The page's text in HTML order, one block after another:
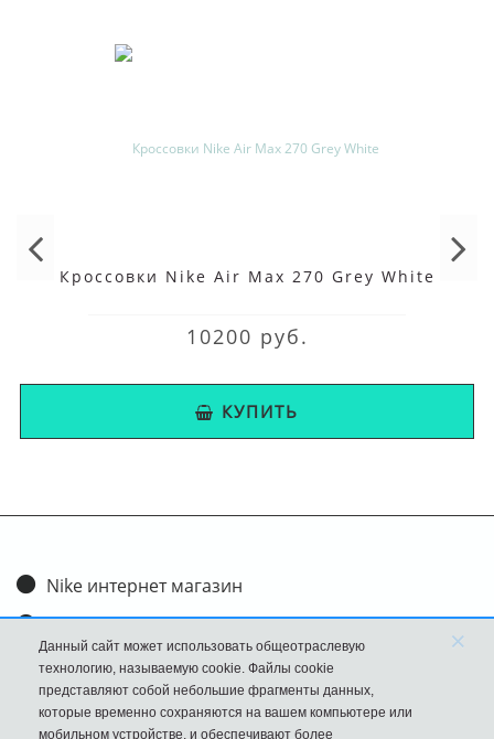
Кроссовки Nike Air Max 270 Grey White
10200 руб.
КУПИТЬ
Nike интернет магазин
Доставка и оплата
Обмен и возврат
Размеры
Данный сайт может использовать общеотраслевую
технологию, называемую cookie. Файлы cookie
представляют собой небольшие фрагменты данных,
которые временно сохраняются на вашем компьютере или
мобильном устройстве, и обеспечивают более
×